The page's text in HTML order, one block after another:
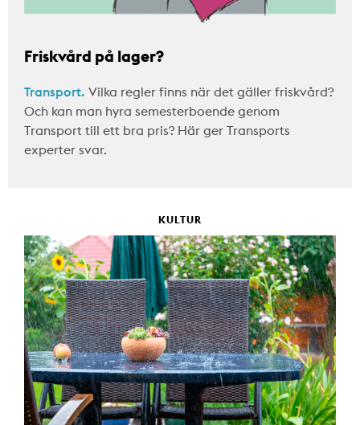
Friskvård på lager?
Transport. Vilka regler finns när det gäller friskvård?
Och kan man hyra semesterboende genom
Transport till ett bra pris? Här ger Transports
experter svar.
KULTUR